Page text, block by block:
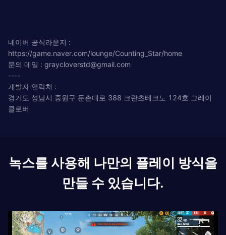
네이버 공식라운지 :
https://game.naver.com/lounge/Counting_Star/home
문의 메일 : graycloverstd@gmail.com
----
개발자 연락처 :
경기도 성남시 중원구 둔촌대로 388 크란츠테크노 124호 그레이
클로버
녹스를 사용해 나만의 플레이 방식을
만들 수 있습니다.